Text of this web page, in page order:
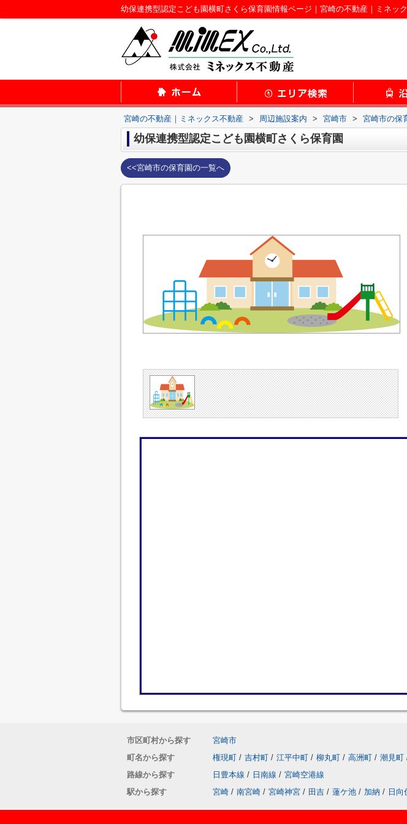
幼保連携型認定こども園横町さくら保育園情報ページ｜宮崎の不動産｜ミネッ
宮崎の不動産｜ミネックス不動産 > 周辺施設案内 > 宮崎市 > 宮崎市の保
幼保連携型認定こども園横町さくら保育園
<<宮崎市の保育園の一覧へ
市区町村から探す
宮崎市
町名から探す
権現町 / 吉村町 / 江平中町 / 柳丸町 / 高洲町 / 潮見町
路線から探す
日豊本線 / 日南線 / 宮崎空港線
駅から探す
宮崎 / 南宮崎 / 宮崎神宮 / 田吉 / 蓮ケ池 / 加納 / 日向